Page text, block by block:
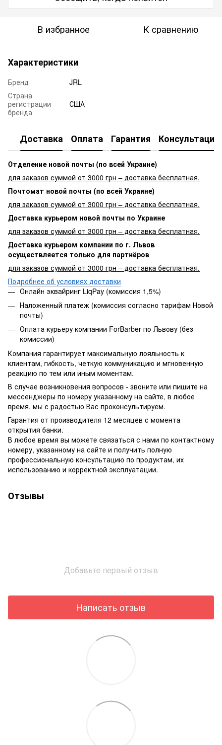
В избранное К сравнению
Характеристики
Бренд
JRL
Страна
регистрации
бренда
США
Доставка Оплата Гарантия Консультация
Отделение новой почты (по всей Украине)
для заказов суммой от 3000 грн – доставка бесплатная.
Почтомат новой почты (по всей Украине)
для заказов суммой от 3000 грн – доставка бесплатная.
Доставка курьером новой почты по Украине
для заказов суммой от 3000 грн – доставка бесплатная.
Доставка курьером компании по г. Львов
осуществляется только для партнёров
для заказов суммой от 3000 грн – доставка бесплатная.
Подробнее об условиях доставки
Онлайн эквайринг LiqPay (комиссия 1,5%)
Наложенный платеж (комиссия согласно тарифам Новой
почты)
Оплата курьеру компании ForBarber по Львову (без
комиссии)
Компания гарантирует максимальную лояльность к
клиентам, гибкость, четкую коммуникацию и мгновенную
реакцию по тем или иным моментам.
В случае возникновения вопросов - звоните или пишите на
мессенджеры по номеру указанному на сайте, в любое
время, мы с радостью Вас проконсультируем.
Гарантия от производителя 12 месяцев с момента
открытия банки.
В любое время вы можете связаться с нами по контактному
номеру, указанному на сайте и получить полную
профессиональную консультацию по продуктам, их
использованию и корректной эксплуатации.
Отзывы
Добавьте первый отзыв
Написать отзыв